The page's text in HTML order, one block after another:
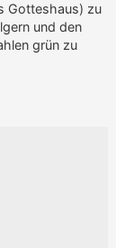
Gotteshaus) zu
und den
grün zu